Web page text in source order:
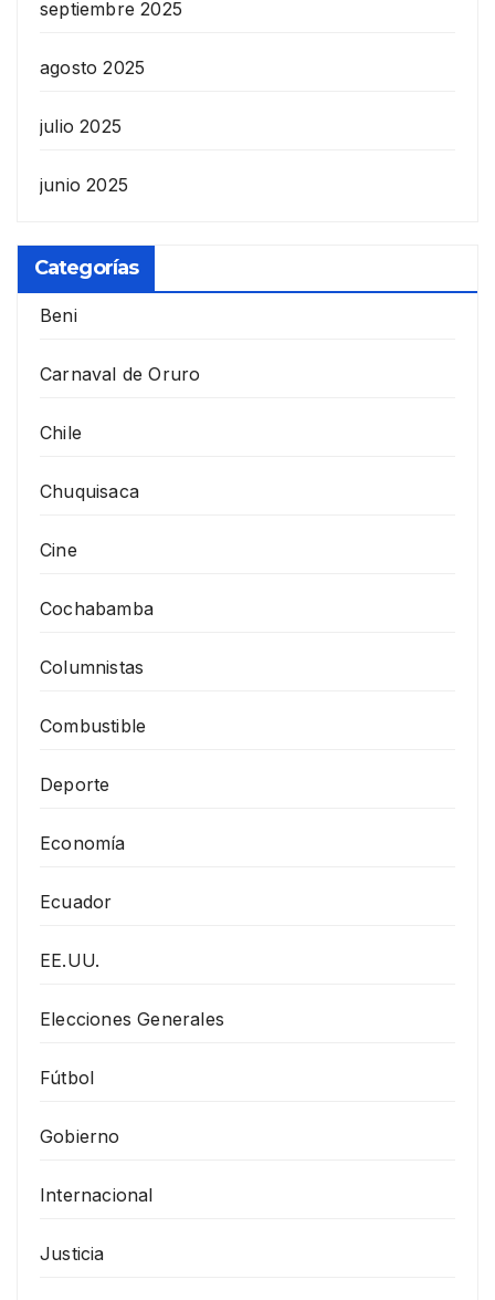
septiembre 2025
agosto 2025
julio 2025
junio 2025
Categorías
Beni
Carnaval de Oruro
Chile
Chuquisaca
Cine
Cochabamba
Columnistas
Combustible
Deporte
Economía
Ecuador
EE.UU.
Elecciones Generales
Fútbol
Gobierno
Internacional
Justicia